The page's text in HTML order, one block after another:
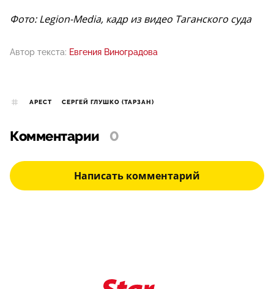
Фото: Legion-Media, кадр из видео Таганского суда
Автор текста: Евгения Виноградова
АРЕСТ СЕРГЕЙ ГЛУШКО (ТАРЗАН)
Комментарии 0
Написать комментарий